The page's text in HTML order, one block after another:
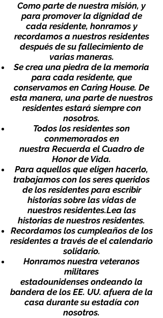
Como parte de nuestra misión, y
para promover la dignidad de
cada residente, honramos y
recordamos a nuestros residentes
después de su fallecimiento de
varias maneras.
Se crea una piedra de la memoria
para cada residente, que
conservamos en Caring House. De
esta manera, una parte de nuestros
residentes estará siempre con
nosotros.
Todos los residentes son
conmemorados en
nuestra Recuerda el Cuadro de
Honor de Vida.
Para aquellos que eligen hacerlo,
trabajamos con los seres queridos
de los residentes para escribir
historias sobre las vidas de
nuestros residentes.Lea las
historias de nuestros residentes.
Recordamos los cumpleaños de los
residentes a través de el calendario
solidario.
Honramos nuestra veteranos
militares
estadounidenses ondeando la
bandera de los EE. UU. afuera de la
casa durante su estadía con
nosotros.